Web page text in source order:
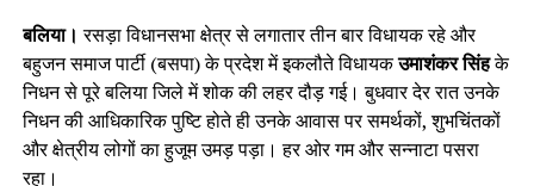
बलिया। रसड़ा विधानसभा क्षेत्र से लगातार तीन बार विधायक रहे और
बहुजन समाज पार्टी (बसपा) के प्रदेश में इकलौते विधायकउमाशंकर सिंहके
निधन से पूरे बलिया जिले में शोक की लहर दौड़ गई। बुधवार देर रात उनके
निधन की आधिकारिक पुष्टि होते ही उनके आवास पर समर्थकों, शुभचिंतकों
और क्षेत्रीय लोगों का हुजूम उमड़ पड़ा। हर ओर गम और सन्नाटा पसरा
रहा।